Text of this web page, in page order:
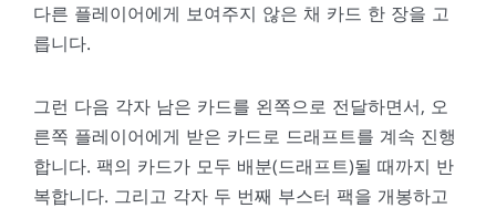
다른 플레이어에게 보여주지 않은 채 카드 한 장을 고
릅니다.
그런 다음 각자 남은 카드를 왼쪽으로 전달하면서, 오
른쪽 플레이어에게 받은 카드로 드래프트를 계속 진행
합니다. 팩의 카드가 모두 배분(드래프트)될 때까지 반
복합니다. 그리고 각자 두 번째 부스터 팩을 개봉하고